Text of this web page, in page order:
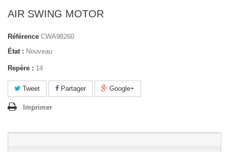
AIR SWING MOTOR
Référence CWA98260
État : Nouveau
Repère : 14
Tweet Partager Google+
Imprimer